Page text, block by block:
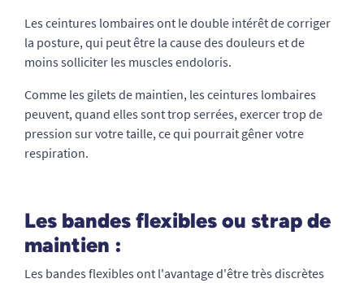
Les ceintures lombaires ont le double intérêt de corriger
la posture, qui peut être la cause des douleurs et de
moins solliciter les muscles endoloris.
Comme les gilets de maintien, les ceintures lombaires
peuvent, quand elles sont trop serrées, exercer trop de
pression sur votre taille, ce qui pourrait gêner votre
respiration.
Les bandes flexibles ou strap de
maintien :
Les bandes flexibles ont l'avantage d'être très discrètes